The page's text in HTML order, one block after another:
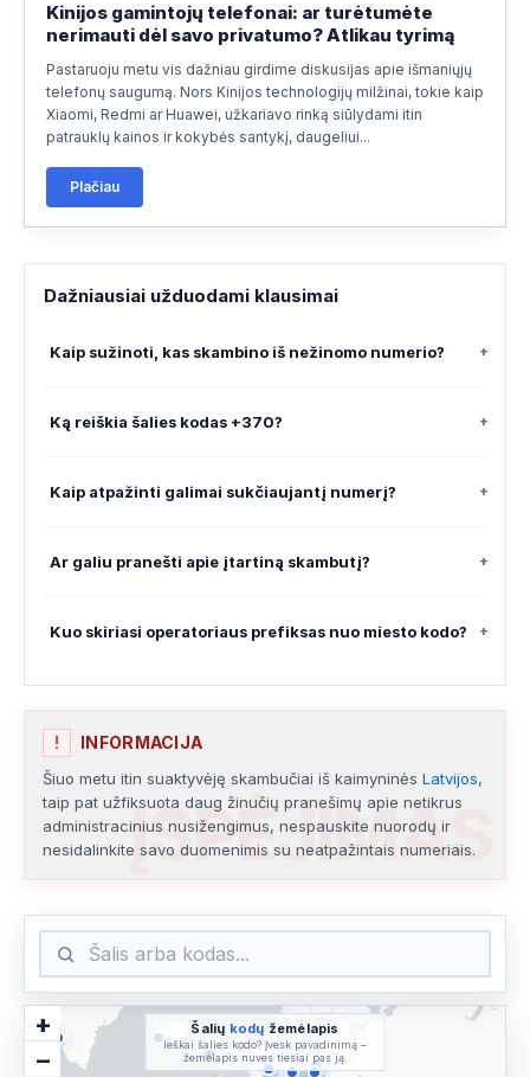
Kinijos gamintojų telefonai: ar turėtumėte
nerimauti dėl savo privatumo? Atlikau tyrimą
Pastaruoju metu vis dažniau girdime diskusijas apie išmaniųjų
telefonų saugumą. Nors Kinijos technologijų milžinai, tokie kaip
Xiaomi, Redmi ar Huawei, užkariavo rinką siūlydami itin
patrauklų kainos ir kokybės santykį, daugeliui...
Plačiau
Dažniausiai užduodami klausimai
Kaip sužinoti, kas skambino iš nežinomo numerio? +
Ką reiškia šalies kodas +370? +
Kaip atpažinti galimai sukčiaujantį numerį? +
Ar galiu pranešti apie įtartiną skambutį? +
Kuo skiriasi operatoriaus prefiksas nuo miesto kodo? +
ĮSPĖJIMAS
! INFORMACIJA
Šiuo metu itin suaktyvėję skambučiai iš kaimyninės Latvijos,
taip pat užfiksuota daug žinučių pranešimų apie netikrus
administracinius nusižengimus, nespauskite nuorodų ir
nesidalinkite savo duomenimis su neatpažintais numeriais.
+
−
Šalių kodų žemėlapis
Ieškai šalies kodo? Įvesk pavadinimą –
žemėlapis nuves tiesiai pas ją.